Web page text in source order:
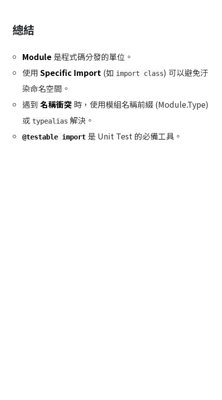
總結
Module 是程式碼分發的單位。
使用 Specific Import (如 import class) 可以避免汙
染命名空間。
遇到 名稱衝突 時，使用模組名稱前綴 (Module.Type)
或 typealias 解決。
@testable import 是 Unit Test 的必備工具。